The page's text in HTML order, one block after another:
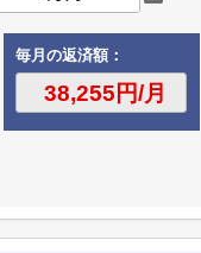
毎月の返済額：